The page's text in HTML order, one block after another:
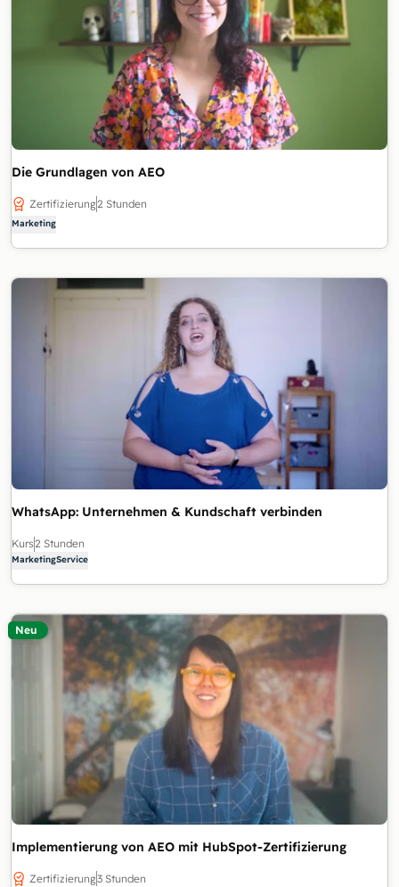
Die Grundlagen von AEO
Zertifizierung2 Stunden
Marketing
WhatsApp: Unternehmen & Kundschaft verbinden
Kurs2 Stunden
MarketingService
Neu
Implementierung von AEO mit HubSpot-Zertifizierung
Zertifizierung3 Stunden